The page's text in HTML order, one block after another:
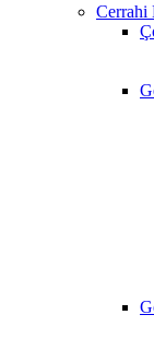
Cerrahi